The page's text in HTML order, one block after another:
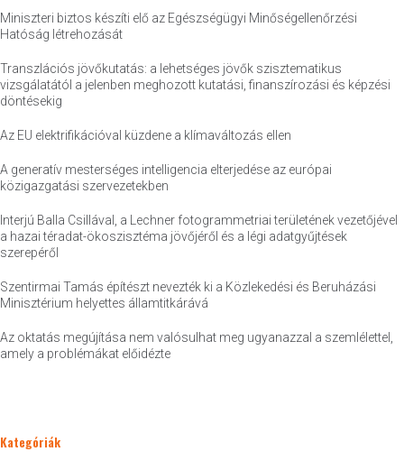
Miniszteri biztos készíti elő az Egészségügyi Minőségellenőrzési
Hatóság létrehozását
Transzlációs jövőkutatás: a lehetséges jövők szisztematikus
vizsgálatától a jelenben meghozott kutatási, finanszírozási és képzési
döntésekig
Az EU elektrifikációval küzdene a klímaváltozás ellen
A generatív mesterséges intelligencia elterjedése az európai
közigazgatási szervezetekben
Interjú Balla Csillával, a Lechner fotogrammetriai területének vezetőjével
a hazai téradat-ökoszisztéma jövőjéről és a légi adatgyűjtések
szerepéről
Szentirmai Tamás építészt nevezték ki a Közlekedési és Beruházási
Minisztérium helyettes államtitkárává
Az oktatás megújítása nem valósulhat meg ugyanazzal a szemlélettel,
amely a problémákat előidézte
Kategóriák